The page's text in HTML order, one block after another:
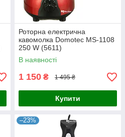
Роторна електрична
кавомолка Domotec MS-1108
250 W (5611)
В наявності
1 150 ₴ 1 495 ₴
Купити
–23%